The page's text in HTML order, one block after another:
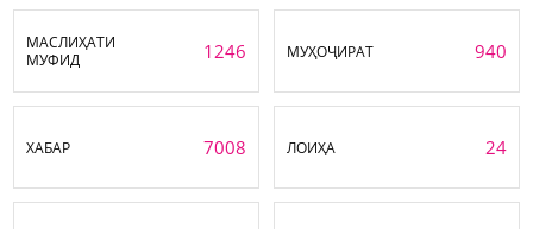
МАСЛИҲАТИ
МУФИД
1246 МУҲОҶИРАТ 940
ХАБАР 7008 ЛОИҲА 24